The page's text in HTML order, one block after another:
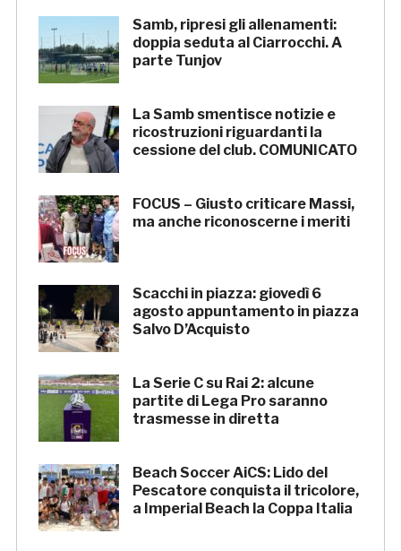
Samb, ripresi gli allenamenti:
doppia seduta al Ciarrocchi. A
parte Tunjov
La Samb smentisce notizie e
ricostruzioni riguardanti la
cessione del club. COMUNICATO
FOCUS – Giusto criticare Massi,
ma anche riconoscerne i meriti
Scacchi in piazza: giovedì 6
agosto appuntamento in piazza
Salvo D’Acquisto
La Serie C su Rai 2: alcune
partite di Lega Pro saranno
trasmesse in diretta
Beach Soccer AiCS: Lido del
Pescatore conquista il tricolore,
a Imperial Beach la Coppa Italia